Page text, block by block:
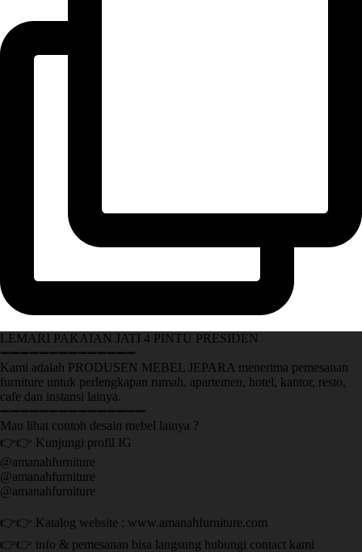
LEMARI PAKAIAN JATI 4 PINTU PRESIDEN
➖➖➖➖➖➖➖➖➖➖➖➖➖➖
Kami adalah PRODUSEN MEBEL JEPARA menerima pemesanan
furniture untuk perlengkapan rumah, apartemen, hotel, kantor, resto,
cafe dan instansi lainya.
➖➖➖➖➖➖➖➖➖➖➖➖➖➖➖
Mau lihat contoh desain mebel lainya ?
👉👉 Kunjungi profil IG
@amanahfurniture
@amanahfurniture
@amanahfurniture
👉👉 Katalog website : www.amanahfurniture.com
👉👉 info & pemesanan bisa langsung hubungi contact kami